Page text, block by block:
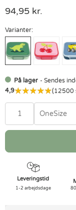
94,95 kr.
Varianter:
På lager - Sendes
4,9
(12500
OneSize
Leveringstid
1-2 arbejdsdage